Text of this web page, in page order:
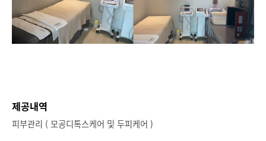
제공내역
피부관리 ( 모공디톡스케어 및 두피케어 )